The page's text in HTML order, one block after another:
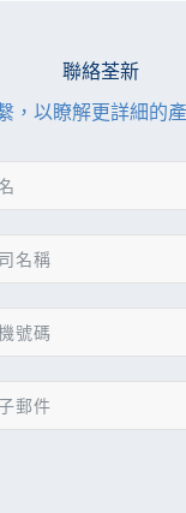
聯絡荃新
，以瞭解更詳細的